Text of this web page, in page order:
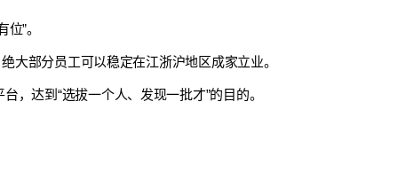
”。
大部分员工可以稳定在江浙沪地区成家立业。
，达到“选拔一个人、发现一批才”的目的。